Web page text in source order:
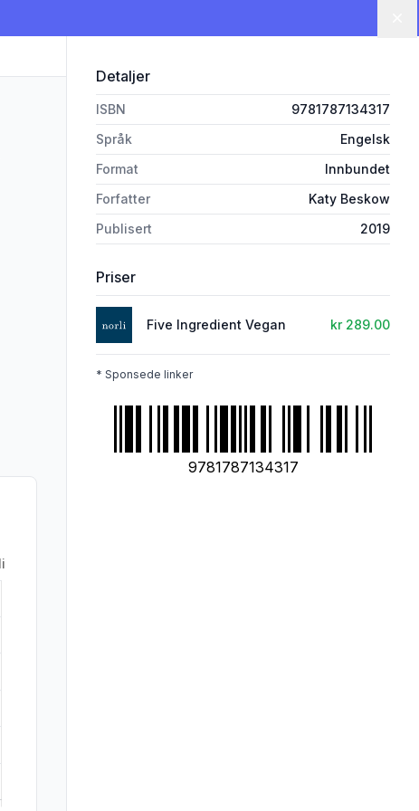
Detaljer
ISBN
9781787134317
Språk
Engelsk
Format
Innbundet
Forfatter
Katy Beskow
Publisert
2019
Priser
Five Ingredient Vegan kr 289.00
* Sponsede linker
9781787134317